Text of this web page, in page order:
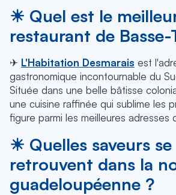
☀ Quel est le
restaurant de Basse-
✈ L'Habitation Desmarais est
gastronomique incontournable du
Située dans une belle bâtisse
une cuisine raffinée qui sublime les
figure parmi les meilleures adresses
☀ Quelles saveurs se
retrouvent dans la
guadeloupéenne ?